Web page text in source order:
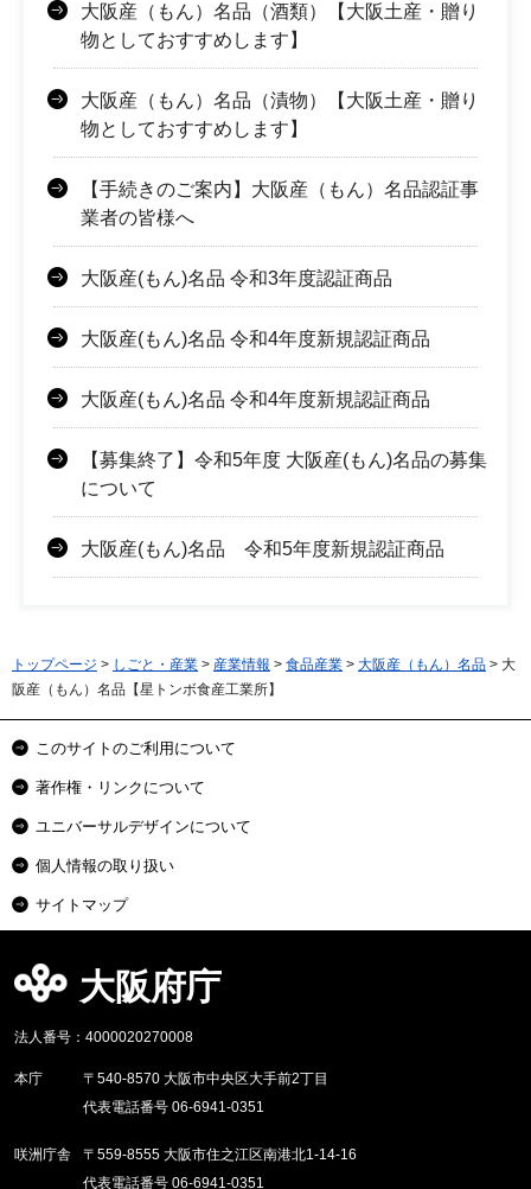
大阪産（もん）名品（酒類）【大阪土産・贈り
物としておすすめします】
大阪産（もん）名品（漬物）【大阪土産・贈り
物としておすすめします】
【手続きのご案内】大阪産（もん）名品認証事
業者の皆様へ
大阪産(もん)名品 令和3年度認証商品
大阪産(もん)名品 令和4年度新規認証商品
大阪産(もん)名品 令和4年度新規認証商品
【募集終了】令和5年度 大阪産(もん)名品の募集
について
大阪産(もん)名品 令和5年度新規認証商品
トップページ > しごと・産業 > 産業情報 > 食品産業 > 大阪産（もん）名品 > 大
阪産（もん）名品【星トンボ食産工業所】
このサイトのご利用について
著作権・リンクについて
ユニバーサルデザインについて
個人情報の取り扱い
サイトマップ
大阪府庁
法人番号：4000020270008
本庁
〒540-8570 大阪市中央区大手前2丁目
代表電話番号 06-6941-0351
咲洲庁舎
〒559-8555 大阪市住之江区南港北1-14-16
代表電話番号 06-6941-0351